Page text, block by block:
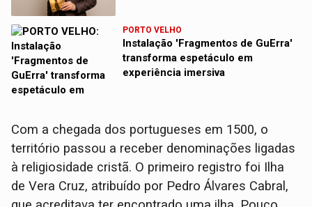
PORTO VELHO
Instalação 'Fragmentos de GuErra'
transforma espetáculo em
experiência imersiva
Com a chegada dos portugueses em 1500, o
território passou a receber denominações ligadas
à religiosidade cristã. O primeiro registro foi Ilha
de Vera Cruz, atribuído por Pedro Álvares Cabral,